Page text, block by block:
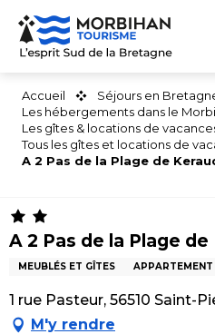
Aller
contenu
Accueil
Séjours en
Les hébergements dans le
Les gîtes & locations de
Tous les gîtes et locations de
A 2 Pas de la Plage de
A 2 Pas de la Plage de
MEUBLÉS ET GÎTES APPARTEMENT
1 rue Pasteur, 56510 Saint-
M'y rendre